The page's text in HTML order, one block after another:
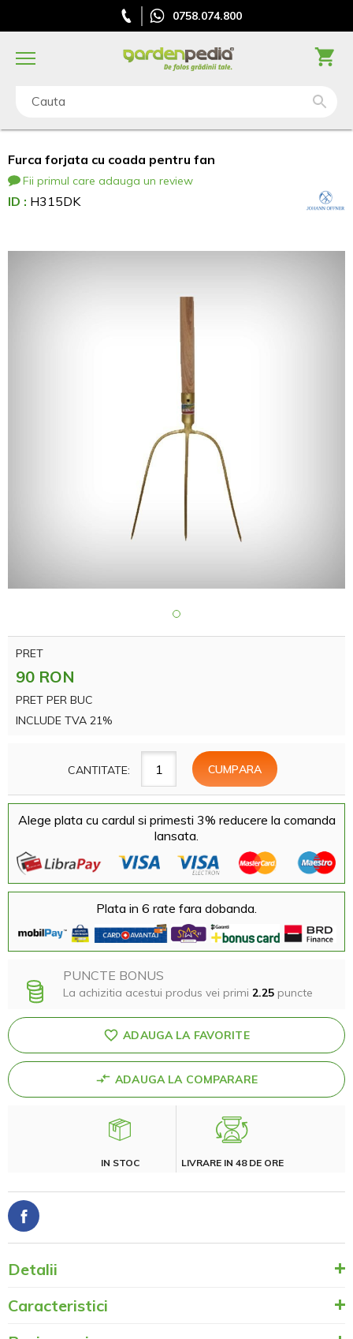
0758.074.800
Cauta
Furca forjata cu coada pentru fan
Fii primul care adauga un review
ID : H315DK
PRET
90 RON
PRET PER BUC
INCLUDE TVA 21%
CANTITATE:
Alege plata cu cardul si primesti 3% reducere la comanda
lansata.
Plata in 6 rate fara dobanda.
PUNCTE BONUS
La achizitia acestui produs vei primi 2.25 puncte
ADAUGA LA FAVORITE
ADAUGA LA COMPARARE
IN STOC LIVRARE IN 48 DE ORE
Detalii
Caracteristici